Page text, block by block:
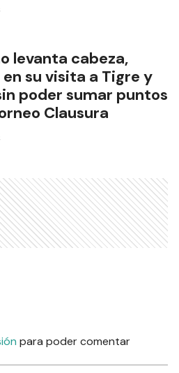
levanta cabeza,
su visita a Tigre y
poder sumar puntos
Clausura
para poder comentar